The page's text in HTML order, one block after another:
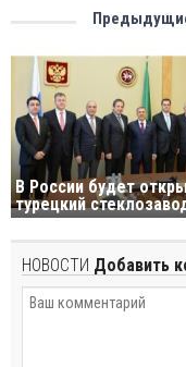
В России будет
турецкий
НОВОСТИ Добавить